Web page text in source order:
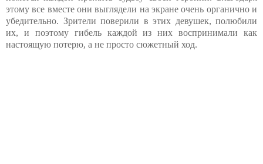
этому все вместе они выглядели на экране очень органично и
убедительно. Зрители поверили в этих девушек, полюбили
их, и поэтому гибель каждой из них воспринимали как
настоящую потерю, а не просто сюжетный ход.